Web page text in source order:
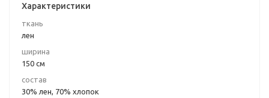
Характеристики
ткань
лен
ширина
150 см
состав
30% лен, 70% хлопок